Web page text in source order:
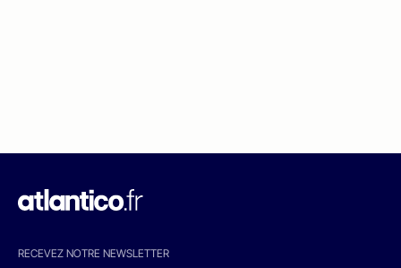
RECEVEZ NOTRE NEWSLETTER